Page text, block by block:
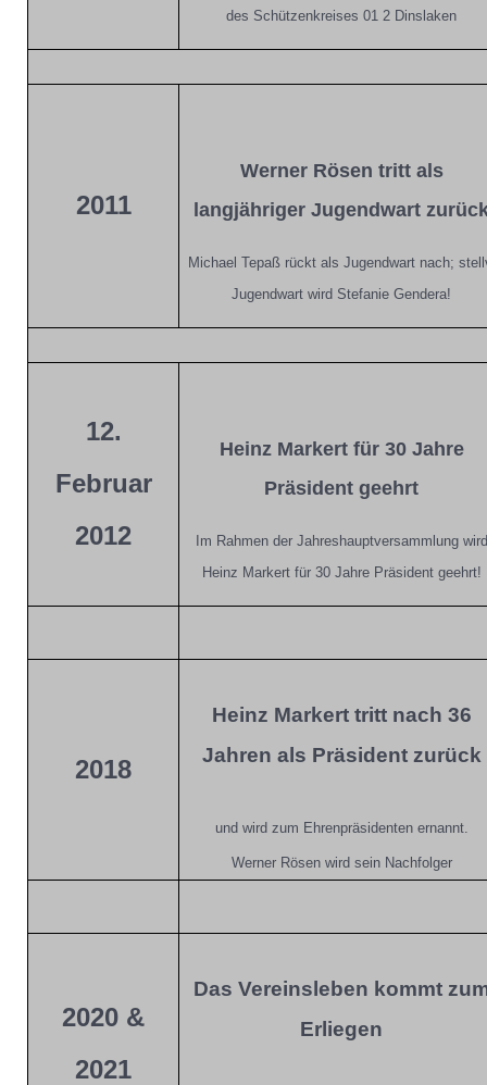
des Schützenkreises 01 2 Dinslaken
2011
Werner Rösen tritt als
langjähriger Jugendwart
Michael Tepaß rückt als Jugendwart nach;
Jugendwart wird Stefanie Gendera!
12.
Februar
2012
Heinz Markert für 30 Jahre
Präsident geehrt
Im Rahmen der Jahreshauptversammlung wird
Heinz Markert für 30 Jahre Präsident geehrt!
2018
Heinz Markert tritt nach 36
Jahren als Präsident zurück
und wird zum Ehrenpräsidenten ernannt.
Werner Rösen wird sein Nachfolger
2020 &
2021
Das Vereinsleben kommt
Erliegen